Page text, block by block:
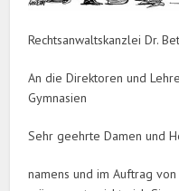
Rechtsanwaltskanzlei Dr.
An die Direktoren und
Gymnasien
Sehr geehrte Damen und
namens und im Auftrag